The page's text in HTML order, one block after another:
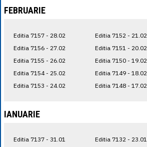
FEBRUARIE
Editia 7157 - 28.02
Editia 7156 - 27.02
Editia 7155 - 26.02
Editia 7154 - 25.02
Editia 7153 - 24.02
Editia 7152 - 21.02
Editia 7151 - 20.02
Editia 7150 - 19.02
Editia 7149 - 18.02
Editia 7148 - 17.02
IANUARIE
Editia 7137 - 31.01
Editia 7132 - 23.01